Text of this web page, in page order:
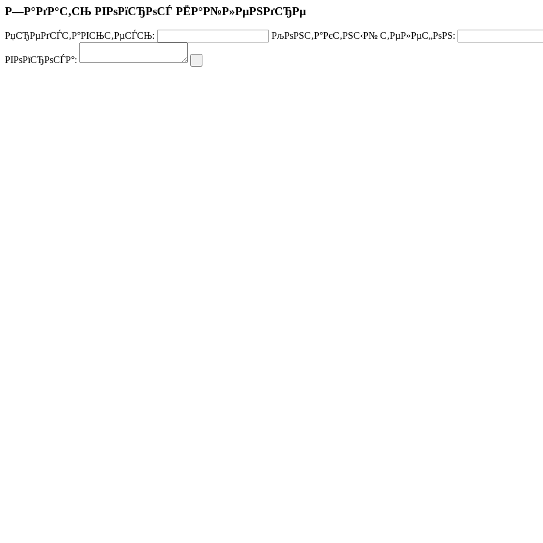
Р—Р°РґР°С‚СЊ РІРѕРїСЂРѕСЃ РЁР°Р№Р»РµРЅРґСЂРµ
РџСЂРµРґСЃС‚Р°РІСЊС‚РµСЃСЊ: РљРѕРЅС‚Р°РєС‚РЅС‹Р№ С‚РµР»РµС„РѕРЅ:
РІРѕРїСЂРѕСЃР°: